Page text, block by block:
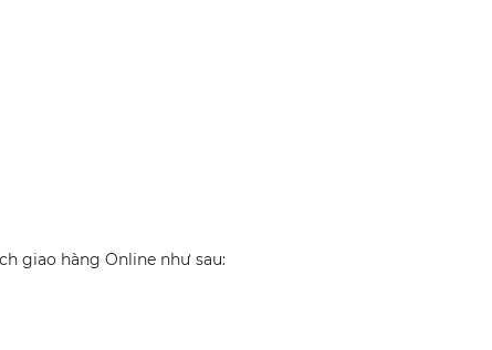
giao hàng Online như sau: